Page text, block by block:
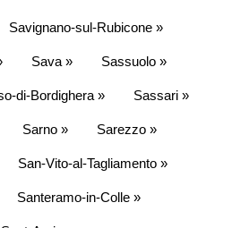
Savignano-sul-Rubicone »
Sava » Sassuolo »
di-Bordighera » Sassari »
Sarno » Sarezzo »
San-Vito-al-Tagliamento »
Santeramo-in-Colle »